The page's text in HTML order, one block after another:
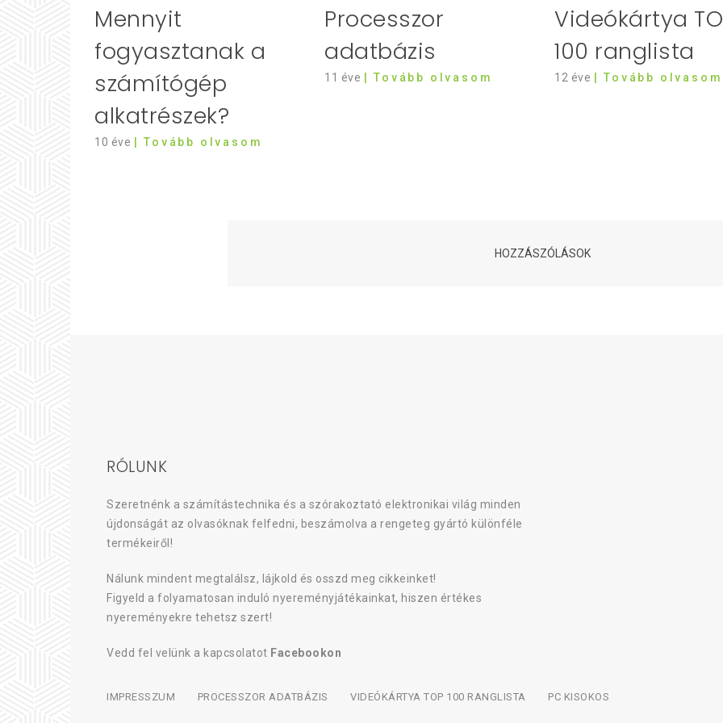
Mennyit
fogyasztanak a
számítógép
alkatrészek?
10 éve | Tovább olvasom
Processzor
adatbázis
11 éve | Tovább olvasom
Videókártya
100 ranglista
12 éve | Tovább olvasom
HOZZÁSZÓLÁSOK
RÓLUNK
Szeretnénk a számítástechnika és a szórakoztató elektronikai világ minden
újdonságát az olvasóknak felfedni, beszámolva a rengeteg gyártó különféle
termékeiről!
Nálunk mindent megtalálsz, lájkold és osszd meg cikkeinket!
Figyeld a folyamatosan induló nyereményjátékainkat, hiszen értékes
nyereményekre tehetsz szert!
Vedd fel velünk a kapcsolatot Facebookon
IMPRESSZUM PROCESSZOR ADATBÁZIS VIDEÓKÁRTYA TOP 100 RANGLISTA PC KISOKOS